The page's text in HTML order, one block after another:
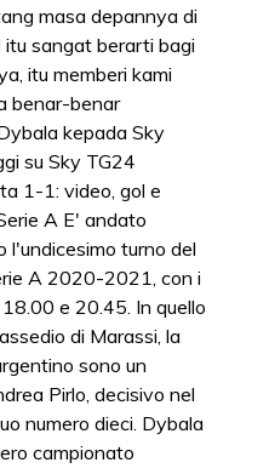
masa depannya di
itu sangat berarti bagi
itu memberi kami
benar-benar
kepada Sky
su Sky TG24
1-1: video, gol e
A E' andato
l'undicesimo turno del
A 2020-2021, con i
e 20.45. In quello
di Marassi, la
sono un
Pirlo, decisivo nel
numero dieci. Dybala
campionato